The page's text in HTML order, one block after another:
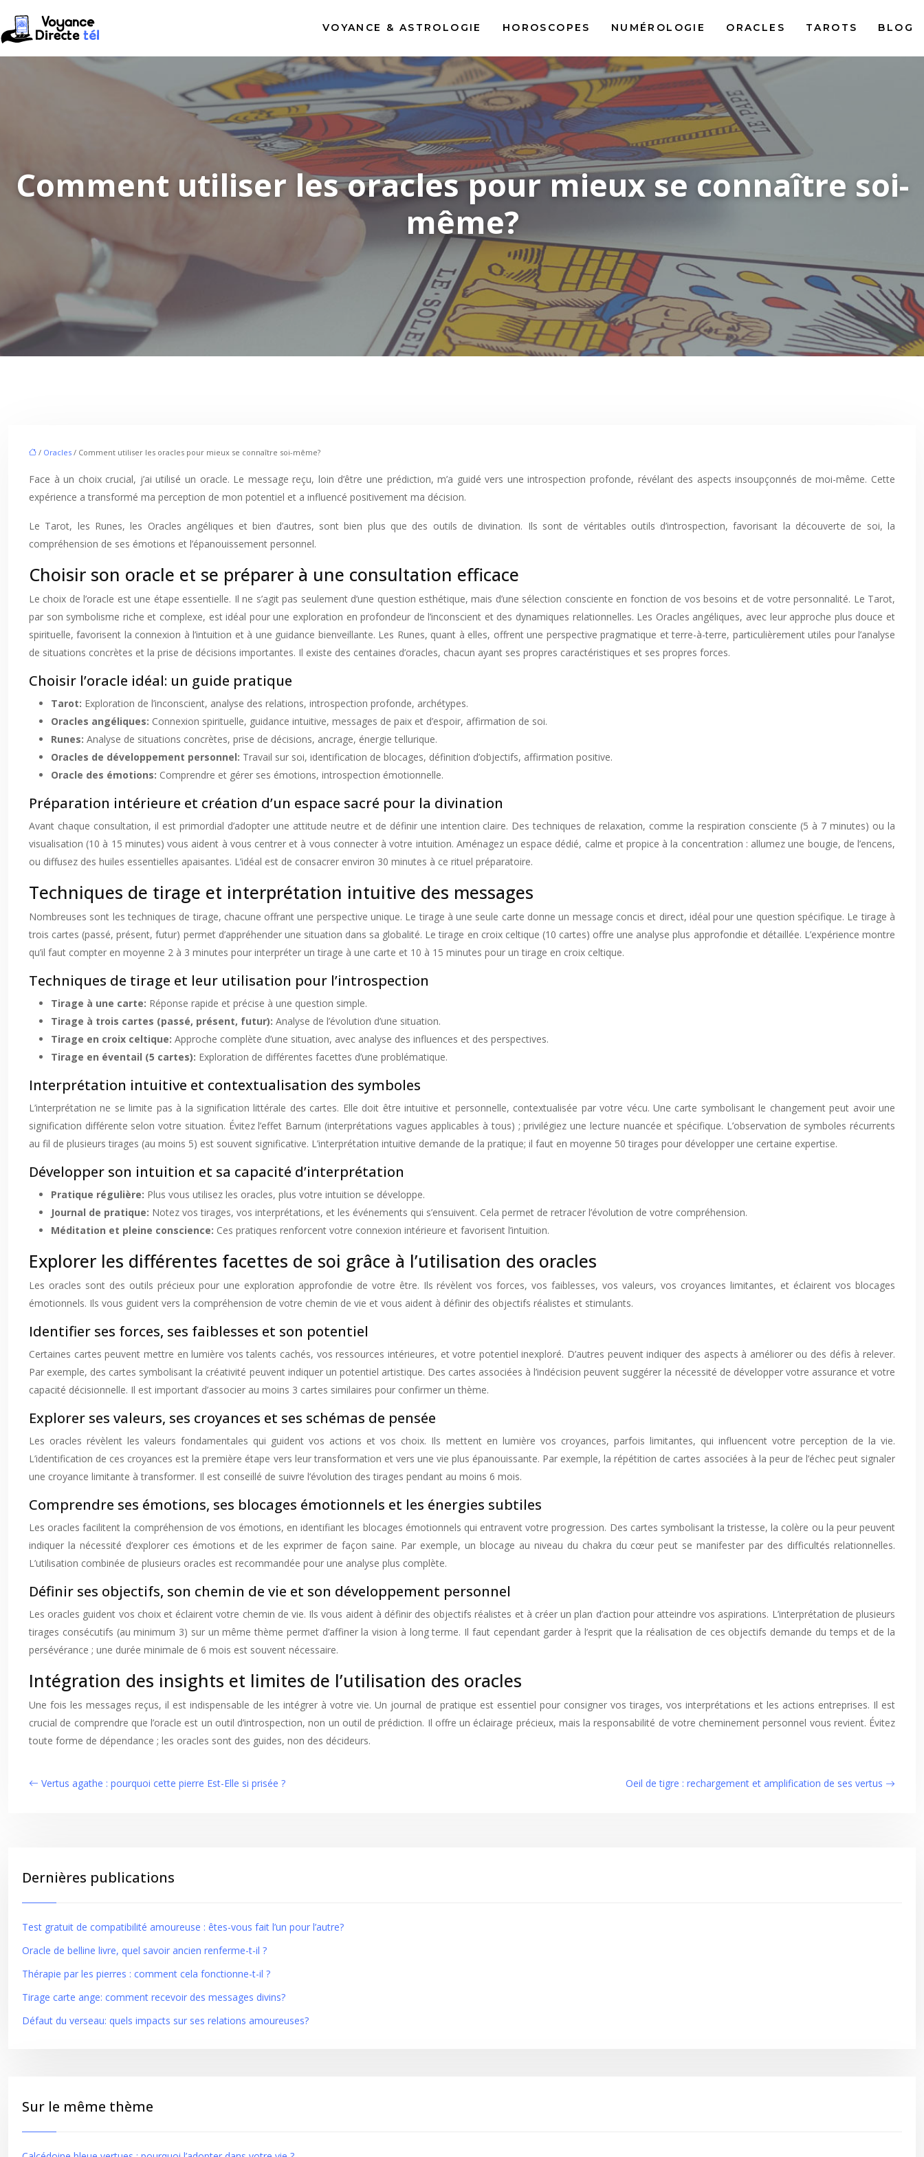
VOYANCE & ASTROLOGIE HOROSCOPES NUMÉROLOGIE ORACLES TAROTS BLOG
Comment utiliser les oracles pour mieux se connaître soi-
même?
/ Oracles / Comment utiliser les oracles pour mieux se connaître soi-même?
Face à un choix crucial, j’ai utilisé un oracle. Le message reçu, loin d’être une prédiction, m’a guidé vers une introspection profonde, révélant des aspects insoupçonnés de moi-même. Cette
expérience a transformé ma perception de mon potentiel et a influencé positivement ma décision.
Le Tarot, les Runes, les Oracles angéliques et bien d’autres, sont bien plus que des outils de divination. Ils sont de véritables outils d’introspection, favorisant la découverte de soi, la
compréhension de ses émotions et l’épanouissement personnel.
Choisir son oracle et se préparer à une consultation efficace
Le choix de l’oracle est une étape essentielle. Il ne s’agit pas seulement d’une question esthétique, mais d’une sélection consciente en fonction de vos besoins et de votre personnalité. Le Tarot,
par son symbolisme riche et complexe, est idéal pour une exploration en profondeur de l’inconscient et des dynamiques relationnelles. Les Oracles angéliques, avec leur approche plus douce et
spirituelle, favorisent la connexion à l’intuition et à une guidance bienveillante. Les Runes, quant à elles, offrent une perspective pragmatique et terre-à-terre, particulièrement utiles pour l’analyse
de situations concrètes et la prise de décisions importantes. Il existe des centaines d’oracles, chacun ayant ses propres caractéristiques et ses propres forces.
Choisir l’oracle idéal: un guide pratique
Tarot: Exploration de l’inconscient, analyse des relations, introspection profonde, archétypes.
Oracles angéliques: Connexion spirituelle, guidance intuitive, messages de paix et d’espoir, affirmation de soi.
Runes: Analyse de situations concrètes, prise de décisions, ancrage, énergie tellurique.
Oracles de développement personnel: Travail sur soi, identification de blocages, définition d’objectifs, affirmation positive.
Oracle des émotions: Comprendre et gérer ses émotions, introspection émotionnelle.
Préparation intérieure et création d’un espace sacré pour la divination
Avant chaque consultation, il est primordial d’adopter une attitude neutre et de définir une intention claire. Des techniques de relaxation, comme la respiration consciente (5 à 7 minutes) ou la
visualisation (10 à 15 minutes) vous aident à vous centrer et à vous connecter à votre intuition. Aménagez un espace dédié, calme et propice à la concentration : allumez une bougie, de l’encens,
ou diffusez des huiles essentielles apaisantes. L’idéal est de consacrer environ 30 minutes à ce rituel préparatoire.
Techniques de tirage et interprétation intuitive des messages
Nombreuses sont les techniques de tirage, chacune offrant une perspective unique. Le tirage à une seule carte donne un message concis et direct, idéal pour une question spécifique. Le tirage à
trois cartes (passé, présent, futur) permet d’appréhender une situation dans sa globalité. Le tirage en croix celtique (10 cartes) offre une analyse plus approfondie et détaillée. L’expérience montre
qu’il faut compter en moyenne 2 à 3 minutes pour interpréter un tirage à une carte et 10 à 15 minutes pour un tirage en croix celtique.
Techniques de tirage et leur utilisation pour l’introspection
Tirage à une carte: Réponse rapide et précise à une question simple.
Tirage à trois cartes (passé, présent, futur): Analyse de l’évolution d’une situation.
Tirage en croix celtique: Approche complète d’une situation, avec analyse des influences et des perspectives.
Tirage en éventail (5 cartes): Exploration de différentes facettes d’une problématique.
Interprétation intuitive et contextualisation des symboles
L’interprétation ne se limite pas à la signification littérale des cartes. Elle doit être intuitive et personnelle, contextualisée par votre vécu. Une carte symbolisant le changement peut avoir une
signification différente selon votre situation. Évitez l’effet Barnum (interprétations vagues applicables à tous) ; privilégiez une lecture nuancée et spécifique. L’observation de symboles récurrents
au fil de plusieurs tirages (au moins 5) est souvent significative. L’interprétation intuitive demande de la pratique; il faut en moyenne 50 tirages pour développer une certaine expertise.
Développer son intuition et sa capacité d’interprétation
Pratique régulière: Plus vous utilisez les oracles, plus votre intuition se développe.
Journal de pratique: Notez vos tirages, vos interprétations, et les événements qui s’ensuivent. Cela permet de retracer l’évolution de votre compréhension.
Méditation et pleine conscience: Ces pratiques renforcent votre connexion intérieure et favorisent l’intuition.
Explorer les différentes facettes de soi grâce à l’utilisation des oracles
Les oracles sont des outils précieux pour une exploration approfondie de votre être. Ils révèlent vos forces, vos faiblesses, vos valeurs, vos croyances limitantes, et éclairent vos blocages
émotionnels. Ils vous guident vers la compréhension de votre chemin de vie et vous aident à définir des objectifs réalistes et stimulants.
Identifier ses forces, ses faiblesses et son potentiel
Certaines cartes peuvent mettre en lumière vos talents cachés, vos ressources intérieures, et votre potentiel inexploré. D’autres peuvent indiquer des aspects à améliorer ou des défis à relever.
Par exemple, des cartes symbolisant la créativité peuvent indiquer un potentiel artistique. Des cartes associées à l’indécision peuvent suggérer la nécessité de développer votre assurance et votre
capacité décisionnelle. Il est important d’associer au moins 3 cartes similaires pour confirmer un thème.
Explorer ses valeurs, ses croyances et ses schémas de pensée
Les oracles révèlent les valeurs fondamentales qui guident vos actions et vos choix. Ils mettent en lumière vos croyances, parfois limitantes, qui influencent votre perception de la vie.
L’identification de ces croyances est la première étape vers leur transformation et vers une vie plus épanouissante. Par exemple, la répétition de cartes associées à la peur de l’échec peut signaler
une croyance limitante à transformer. Il est conseillé de suivre l’évolution des tirages pendant au moins 6 mois.
Comprendre ses émotions, ses blocages émotionnels et les énergies subtiles
Les oracles facilitent la compréhension de vos émotions, en identifiant les blocages émotionnels qui entravent votre progression. Des cartes symbolisant la tristesse, la colère ou la peur peuvent
indiquer la nécessité d’explorer ces émotions et de les exprimer de façon saine. Par exemple, un blocage au niveau du chakra du cœur peut se manifester par des difficultés relationnelles.
L’utilisation combinée de plusieurs oracles est recommandée pour une analyse plus complète.
Définir ses objectifs, son chemin de vie et son développement personnel
Les oracles guident vos choix et éclairent votre chemin de vie. Ils vous aident à définir des objectifs réalistes et à créer un plan d’action pour atteindre vos aspirations. L’interprétation de plusieurs
tirages consécutifs (au minimum 3) sur un même thème permet d’affiner la vision à long terme. Il faut cependant garder à l’esprit que la réalisation de ces objectifs demande du temps et de la
persévérance ; une durée minimale de 6 mois est souvent nécessaire.
Intégration des insights et limites de l’utilisation des oracles
Une fois les messages reçus, il est indispensable de les intégrer à votre vie. Un journal de pratique est essentiel pour consigner vos tirages, vos interprétations et les actions entreprises. Il est
crucial de comprendre que l’oracle est un outil d’introspection, non un outil de prédiction. Il offre un éclairage précieux, mais la responsabilité de votre cheminement personnel vous revient. Évitez
toute forme de dépendance ; les oracles sont des guides, non des décideurs.
Vertus agathe : pourquoi cette pierre Est-Elle si prisée ? Oeil de tigre : rechargement et amplification de ses vertus
Dernières publications
Test gratuit de compatibilité amoureuse : êtes-vous fait l’un pour l’autre?
Oracle de belline livre, quel savoir ancien renferme-t-il ?
Thérapie par les pierres : comment cela fonctionne-t-il ?
Tirage carte ange: comment recevoir des messages divins?
Défaut du verseau: quels impacts sur ses relations amoureuses?
Sur le même thème